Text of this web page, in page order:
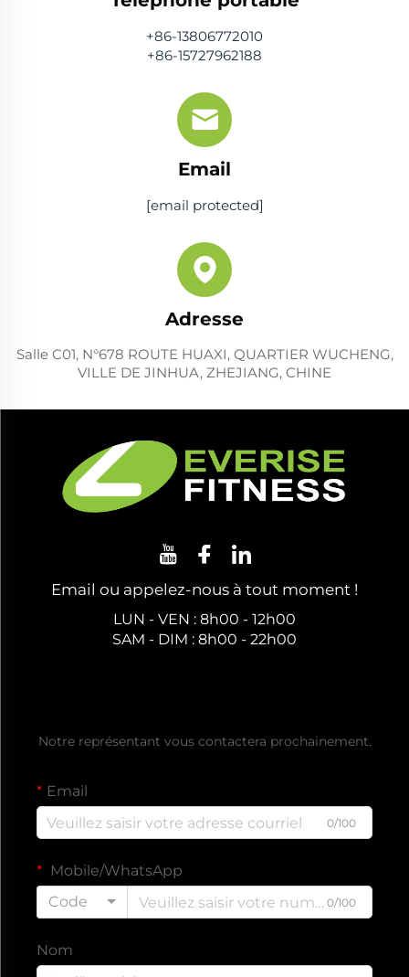
+86-13806772010
+86-15727962188
Email
[email protected]
Adresse
Salle C01, N°678 ROUTE HUAXI, QUARTIER WUCHENG,
VILLE DE JINHUA, ZHEJIANG, CHINE
Email ou appelez-nous à tout moment !
LUN - VEN : 8h00 - 12h00
SAM - DIM : 8h00 - 22h00
Notre représentant vous contactera prochainement.
Email
0/100
Mobile/WhatsApp
Code
0/100
Nom